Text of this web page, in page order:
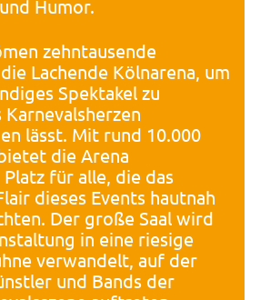
Humor.
zehntausende
Lachende Kölnarena, um
Spektakel zu
lässt. Mit rund 10.000
die Arena
für alle, die das
dieses Events hautnah
Der große Saal wird
in eine riesige
verwandelt, auf der
und Bands der